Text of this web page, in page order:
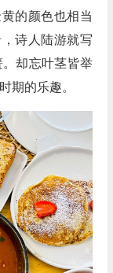
的颜色也相当
诗人陆游就写
却忘叶茎皆举
期的乐趣。